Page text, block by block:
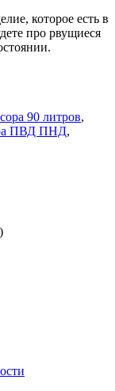
которое есть в
про рвущиеся
90 литров,
ПВД ПНД,